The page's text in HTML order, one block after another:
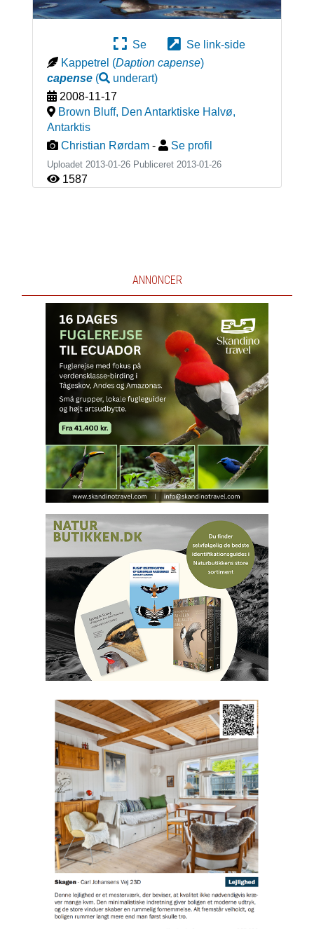
Se
Se link-side
Kappetrel (Daption capense)
capense( underart)
2008-11-17
Brown Bluff, Den Antarktiske Halvø,
Antarktis
Christian Rørdam - Se profil
Uploadet 2013-01-26 Publiceret 2013-01-26
1587
ANNONCER